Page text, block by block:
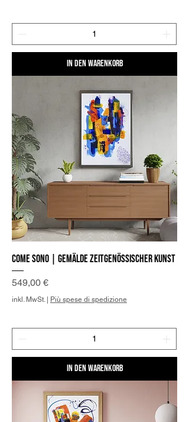
In den Warenkorb
Come sono | Gemälde zeitgenössischer Kunst
Preis
549,00 €
inkl. MwSt.| Più spese di spedizione
In den Warenkorb